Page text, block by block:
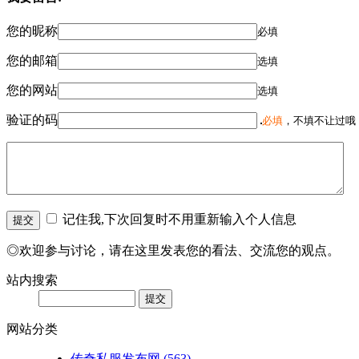
您的昵称 必填
您的邮箱 选填
您的网站 选填
验证的码 必填 ，不填不让过
记住我,下次回复时不用重新输入个人信息
◎欢迎参与讨论，请在这里发表您的看法、交流您的观点。
站内搜索
网站分类